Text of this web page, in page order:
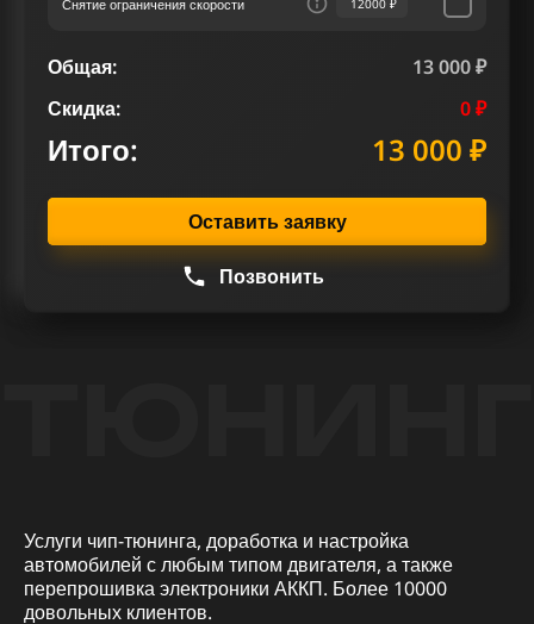
Снятие ограничения скорости 12000 ₽
Общая:
13 000 ₽
Скидка:
0 ₽
Итого: 13 000 ₽
Оставить заявку
Позвонить
Услуги чип-тюнинга, доработка и настройка
автомобилей с любым типом двигателя, а также
перепрошивка электроники АККП. Более 10000
довольных клиентов.